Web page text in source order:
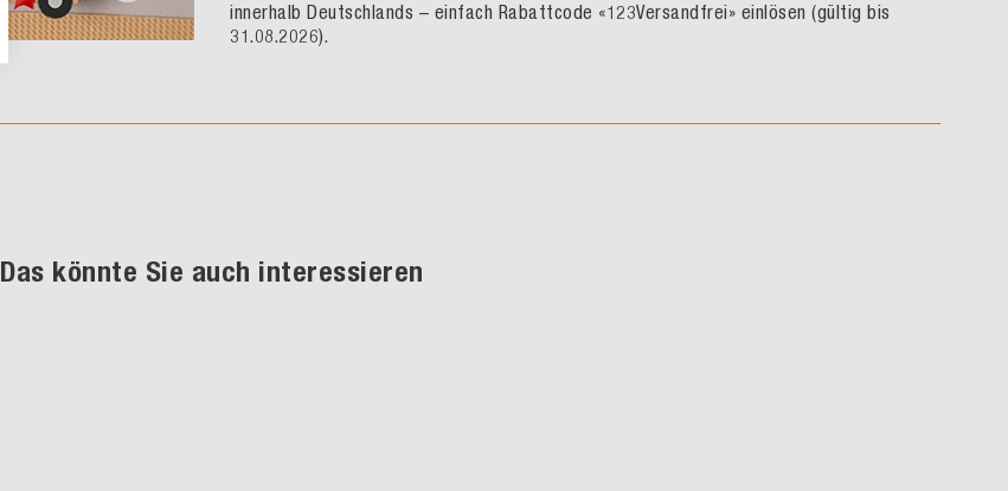
innerhalb Deutschlands – einfach Rabattcode «123Versandfrei» einlösen (gültig bis
31.08.2026).
Das könnte Sie auch interessieren